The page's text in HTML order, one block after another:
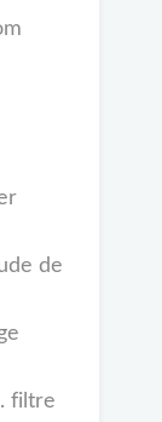
de
filtre